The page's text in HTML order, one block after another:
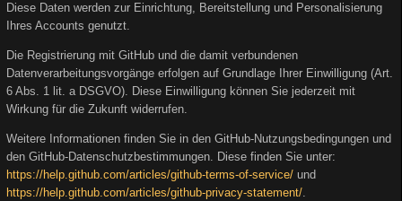
Diese Daten werden zur Einrichtung, Bereitstellung und Personalisierung
Ihres Accounts genutzt.
Die Registrierung mit GitHub und die damit verbundenen
Datenverarbeitungsvorgänge erfolgen auf Grundlage Ihrer Einwilligung (Art.
6 Abs. 1 lit. a DSGVO). Diese Einwilligung können Sie jederzeit mit
Wirkung für die Zukunft widerrufen.
Weitere Informationen finden Sie in den GitHub-Nutzungsbedingungen und
den GitHub-Datenschutzbestimmungen. Diese finden Sie unter:
https://help.github.com/articles/github-terms-of-service/ und
https://help.github.com/articles/github-privacy-statement/.